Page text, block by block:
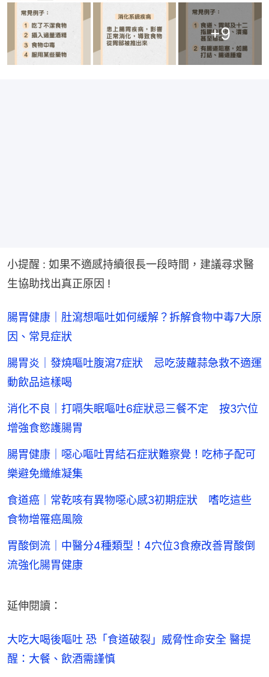
+9
小提醒 : 如果不適感持續很長一段時間，建議尋求醫
生協助找出真正原因 !
腸胃健康｜肚瀉想嘔吐如何緩解？拆解食物中毒7大原
因、常見症狀
腸胃炎｜發燒嘔吐腹瀉7症狀 忌吃菠蘿蒜急救不適運
動飲品這樣喝
消化不良｜打嗝失眠嘔吐6症狀忌三餐不定 按3穴位
增強食慾護腸胃
腸胃健康｜噁心嘔吐胃結石症狀難察覺！吃柿子配可
樂避免纖維凝集
食道癌｜常乾咳有異物噁心感3初期症狀 嗜吃這些
食物增罹癌風險
胃酸倒流｜中醫分4種類型！4穴位3食療改善胃酸倒
流強化腸胃健康
延伸閱讀：
大吃大喝後嘔吐 恐「食道破裂」威脅性命安全 醫提
醒：大餐、飲酒需謹慎